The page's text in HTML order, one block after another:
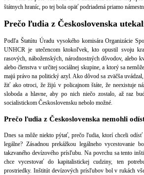
štátnych hraníc, po tej bola opäť podriadená priamo
Prečo ľudia z Československa
Podľa Štatútu Úradu vysokého komisára Organizácie
UNHCR je utečencom ktokoľvek, kto opustil svoju
rasových, náboženských, národnostných dôvodov, alebo
alebo členstva v určitej sociálnej skupine, a ktorý sa
majú právo na politický azyl. Ako dôvod sa zväčša
žiť ako otroci, že žijú v policajnom štáte, že neexistuje
sloboda a hlavne, aby po nich niečo zostalo, až raz
socialistickom Československu nebolo možné.
Prečo ľudia z Československa nemohli
Dnes sa môže niekto pýtať, prečo ľudia, ktorí chceli odísť
legálne? Zásadnou prekážkou legálneho vycestovanie
takzvaného devízového prísľubu. Na povrchu sa tento
chce vycestovať do kapitalistickej cudziny, ten
prostriedky. Inštitút devízových prísľubov bol v rukách